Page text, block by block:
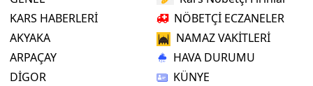
KARS HABERLERİ
AKYAKA
ARPAÇAY
DİGOR
NÖBETÇİ ECZANELER
NAMAZ VAKİTLERİ
HAVA DURUMU
KÜNYE